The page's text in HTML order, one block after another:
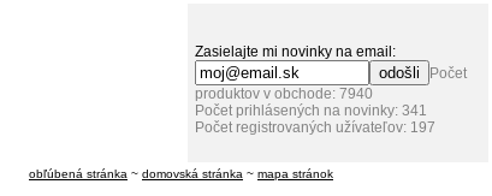
Zasielajte mi novinky na email:
Počet
produktov v obchode: 7940
Počet prihlásených na novinky: 341
Počet registrovaných užívateľov: 197
obľúbená stránka ~ domovská stránka ~ mapa stránok